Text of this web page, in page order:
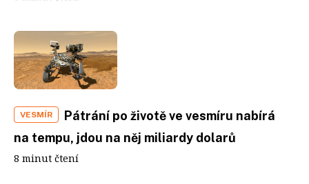
VESMÍR
Pátrání po životě ve vesmíru nabírá
na tempu, jdou na něj miliardy dolarů
8 minut čtení